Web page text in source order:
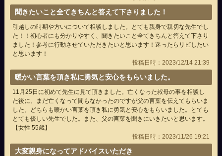
聞きたいこと全てきちんと答えて下さりました！
引越しの時期や方いについて相談しました。とても親身で親切な先生でし
た！！初心者にも分かりやすく、聞きたいこと全てきちんと答えて下さり
ました！参考に行動させていただきたいと思います！迷ったらリピしたい
と思います！
投稿日時：2023/12/14 21:39
暖かい言葉を頂き私に勇気と安心をもらいました。
11月25日に初めて先生に見て頂きました。亡くなった叔母の事を相談し
た後に、まだ亡くなって間もなかったのですが父の言葉を伝えてもらいま
した。どちらも暖かい言葉を頂き私に勇気と安心をもらいました。とても
とても優しい先生でした。また、父の言葉を聞きにいきたいと思います。
【女性 55歳】
投稿日時：2023/11/26 19:21
大変親身になってアドバイスいただき